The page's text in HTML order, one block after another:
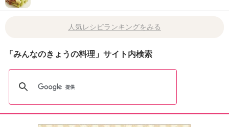
人気レシピランキングをみる
「みんなのきょうの料理」サイト内検索